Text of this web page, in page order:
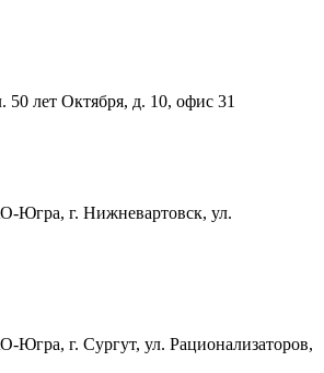
50 лет Октября, д. 10, офис 31
Югра, г. Нижневартовск, ул.
Югра, г. Сургут, ул. Рационализаторов,